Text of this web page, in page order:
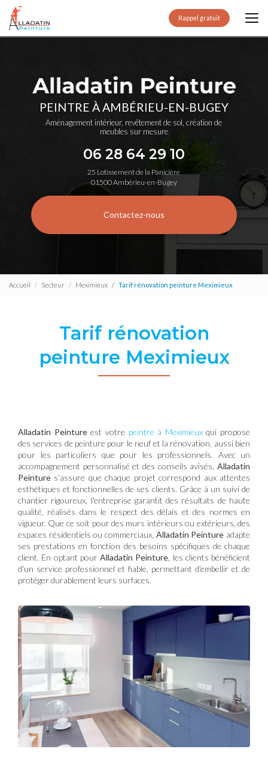
Aller
contenu
principal
Rappel gratuit
PEINTRE À AMBÉRIEU-EN-BUGEY
Aménagement intérieur, revêtement de sol, création de
meubles sur mesure
06 28 64 29 10
25 Lotissement de la Panicière
01500 Ambérieu-en-Bugey
Contactez-nous
Accueil Secteur Meximieux Tarif rénovation peinture Meximieux
Tarif rénovation
peinture Meximieux
Alladatin Peintureest votre peintre à Meximieuxqui propose
des services de peinture pour le neuf et la rénovation, aussi bien
pour les particuliers que pour les professionnels. Avec un
accompagnement personnalisé et des conseils avisés, Alladatin
Peinture s’assure que chaque projet correspond aux attentes
esthétiques et fonctionnelles de ses clients. Grâce à un suivi de
chantier rigoureux, l'entreprise garantit des résultats de haute
qualité, réalisés dans le respect des délais et des normes en
vigueur. Que ce soit pour des murs intérieurs ou extérieurs, des
espaces résidentiels ou commerciaux, Alladatin Peinture adapte
ses prestations en fonction des besoins spécifiques de chaque
client. En optant pourAlladatin Peinture , les clients bénéficient
d'un service professionnel et fiable, permettant d’embellir et de
protéger durablement leurs surfaces.